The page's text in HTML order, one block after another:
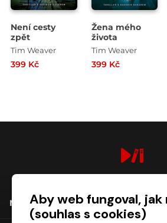
Není cesty
zpět
Tim Weaver
399 Kč
Žena mého
života
Tim Weaver
399 Kč
NÁKUPAby web fungoval, jak
(souhlas s cookies)